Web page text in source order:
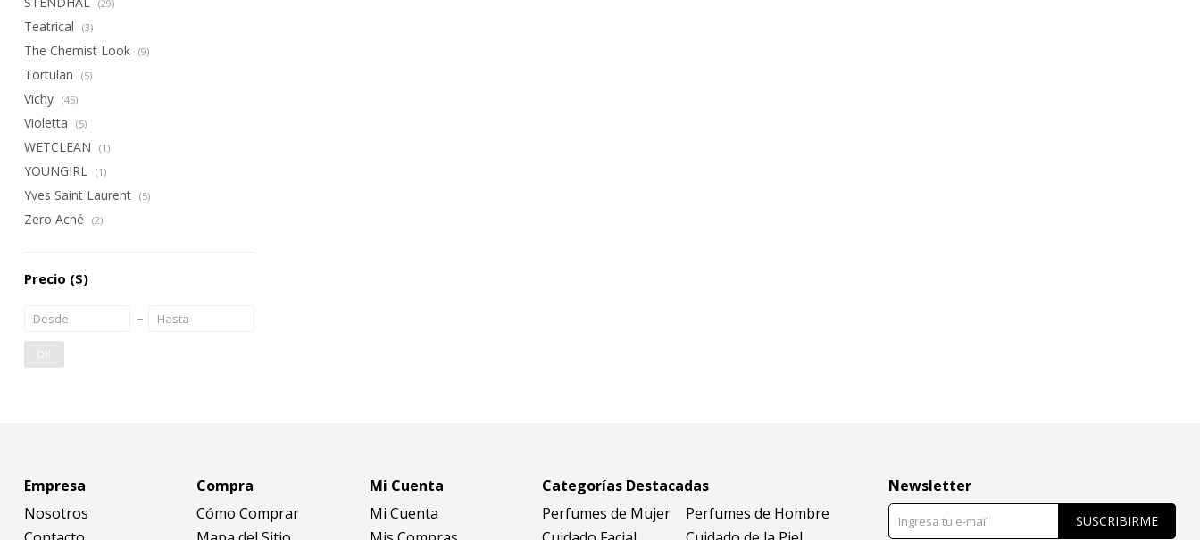
(29)
Teatrical (3)
The Chemist Look (9)
Tortulan (5)
Vichy (45)
Violetta (5)
WETCLEAN (1)
YOUNGIRL (1)
Yves Saint Laurent (5)
Zero Acné (2)
Precio ($)
OK
Empresa
Nosotros
Compra
Cómo Comprar
Mi Cuenta
Mi Cuenta
Categorías Destacadas
Perfumes de Mujer
Perfumes de Hombre
Newsletter
SUSCRIBIRME